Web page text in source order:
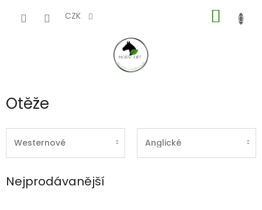
CZK
KOŠÍK
Otěže
Westernové Anglické
Nejprodávanější